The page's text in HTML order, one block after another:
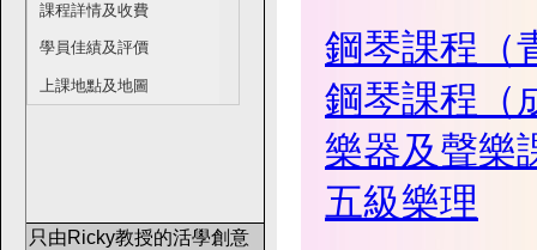
課程詳情及收費
學員佳績及評價
上課地點及地圖
只由Ricky教授的活學創意
鋼琴課程（
鋼琴課程（
樂器及聲樂
五級樂理